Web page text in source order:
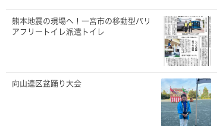
熊本地震の現場へ！一宮市の移動型バリ
アフリートイレ派遣トイレ
向山連区盆踊り大会